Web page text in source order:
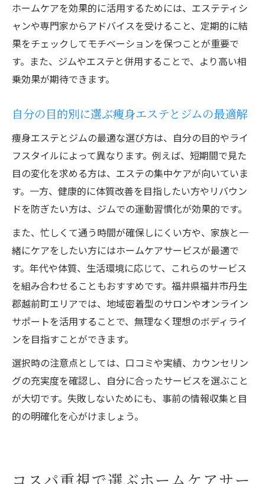
ホームケアを効果的に活用するためには、エステティシ
ャンや専門家からアドバイスを受けること、定期的に結
果をチェックしてモチベーションを保つことが重要で
す。また、ジムやエステと併用することで、より高い相
乗効果が期待できます。
自分の目的別に選ぶ痩身エステとジムの最適解
痩身エステとジムの最適な選び方は、自分の目的やライ
フスタイルによって異なります。例えば、短期間で見た
目の変化を求める方は、エステの集中ケアが向いていま
す。一方、健康的に体質改善を目指したい方やリバウン
ドを防ぎたい方は、ジムでの運動習慣化が効果的です。
また、忙しくて通う時間が確保しにくい方や、家族と一
緒にケアをしたい方にはホームケアサービスが最適で
す。年代や体質、生活環境に応じて、これらのサービス
を組み合わせることもおすすめです。福井県福井市丹生
郡越前町エリアでは、地域密着型のサロンやオンライン
サポートを活用することで、無理なく理想のボディライ
ンを目指すことができます。
選択時の注意点としては、口コミや実績、カウンセリン
グの充実度を確認し、自分に合ったサービスを選ぶこと
が大切です。失敗しないためにも、事前の情報収集と目
的の明確化を心がけましょう。
コスパ重視で選ぶホームケアサー